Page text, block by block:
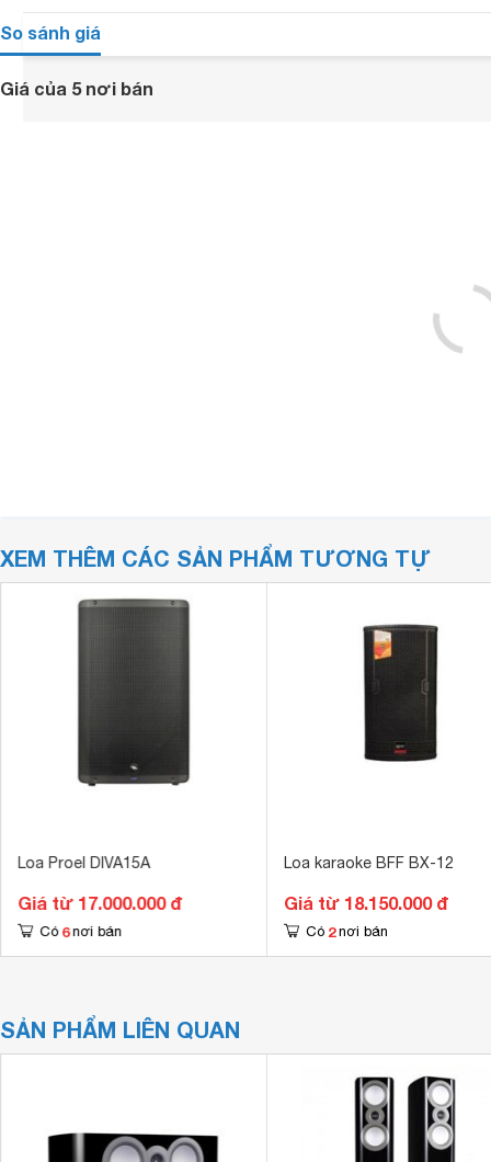
So sánh giá
Giá của 5 nơi bán
XEM THÊM CÁC SẢN PHẨM TƯƠNG TỰ
Loa Proel DIVA15A
Giá từ 17.000.000 đ
Có 6 nơi bán
Loa karaoke BFF BX-12
Giá từ 18.150.000 đ
Có 2 nơi bán
SẢN PHẨM LIÊN QUAN